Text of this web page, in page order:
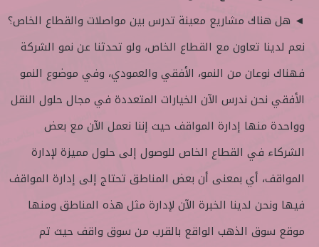
◄ هل هناك مشاريع معينة تدرس بين مواصلات والقطاع الخاص؟
نعم لدينا تعاون مع القطاع الخاص، ولو تحدثنا عن نمو الشركة
فهناك نوعان من النمو، الأفقي والعمودي، وفي موضوع النمو
الأفقي نحن ندرس الآن الخيارات المتعددة في مجال حلول النقل
وواحدة منها إدارة المواقف حيث إننا نعمل الآن مع بعض
الشركاء في القطاع الخاص للوصول إلى حلول مميزة لإدارة
المواقف، أي بمعنى أن بعض المناطق تحتاج إلى إدارة المواقف
فيها ونحن لدينا الخبرة الآن لإدارة مثل هذه المناطق ومنها
موقع سوق الذهب الواقع بالقرب من سوق واقف حيث تم